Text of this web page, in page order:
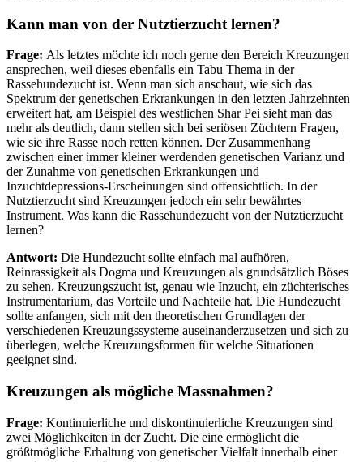
Kann man von der Nutztierzucht lernen?
Frage: Als letztes möchte ich noch gerne den Bereich Kreuzungen
ansprechen, weil dieses ebenfalls ein Tabu Thema in der
Rassehundezucht ist. Wenn man sich anschaut, wie sich das
Spektrum der genetischen Erkrankungen in den letzten Jahrzehnten
erweitert hat, am Beispiel des westlichen Shar Pei sieht man das
mehr als deutlich, dann stellen sich bei seriösen Züchtern Fragen,
wie sie ihre Rasse noch retten können. Der Zusammenhang
zwischen einer immer kleiner werdenden genetischen Varianz und
der Zunahme von genetischen Erkrankungen und
Inzuchtdepressions-Erscheinungen sind offensichtlich. In der
Nutztierzucht sind Kreuzungen jedoch ein sehr bewährtes
Instrument. Was kann die Rassehundezucht von der Nutztierzucht
lernen?
Antwort: Die Hundezucht sollte einfach mal aufhören,
Reinrassigkeit als Dogma und Kreuzungen als grundsätzlich Böses
zu sehen. Kreuzungszucht ist, genau wie Inzucht, ein züchterisches
Instrumentarium, das Vorteile und Nachteile hat. Die Hundezucht
sollte anfangen, sich mit den theoretischen Grundlagen der
verschiedenen Kreuzungssysteme auseinanderzusetzen und sich zu
überlegen, welche Kreuzungsformen für welche Situationen
geeignet sind.
Kreuzungen als mögliche Massnahmen?
Frage: Kontinuierliche und diskontinuierliche Kreuzungen sind
zwei Möglichkeiten in der Zucht. Die eine ermöglicht die
größtmögliche Erhaltung von genetischer Vielfalt innerhalb einer